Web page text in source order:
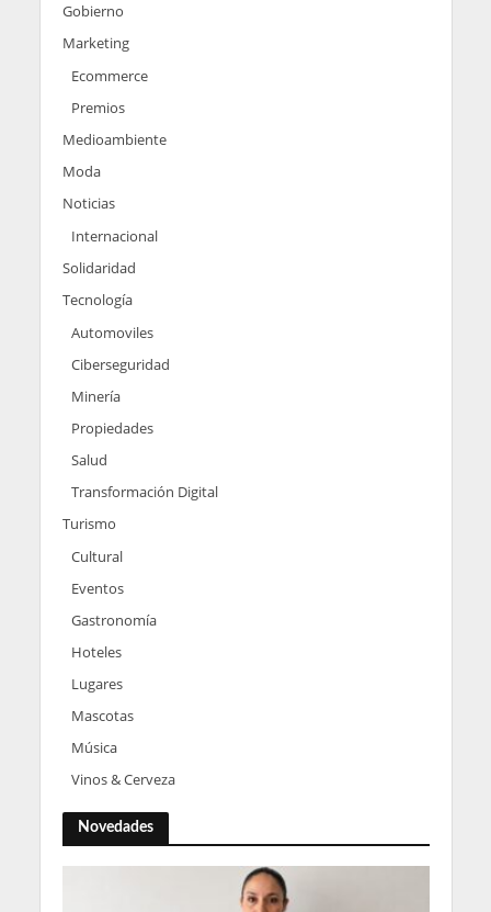
Gobierno
Marketing
Ecommerce
Premios
Medioambiente
Moda
Noticias
Internacional
Solidaridad
Tecnología
Automoviles
Ciberseguridad
Minería
Propiedades
Salud
Transformación Digital
Turismo
Cultural
Eventos
Gastronomía
Hoteles
Lugares
Mascotas
Música
Vinos & Cerveza
Novedades